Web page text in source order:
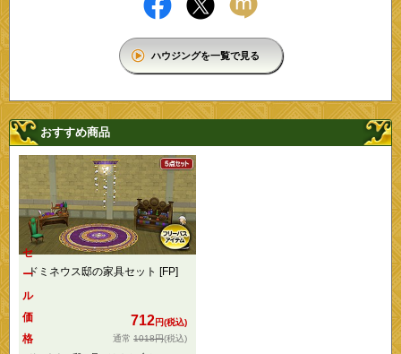
ハウジングを一覧で見る
おすすめ商品
ドミネウス邸の家具セット [FP]
セ
ー
ル
価
格
712円(税込)
1018円(税込)